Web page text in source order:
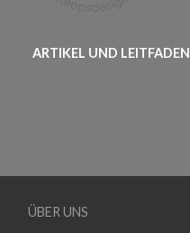
ARTIKEL UND LEITFADEN
ÜBER UNS